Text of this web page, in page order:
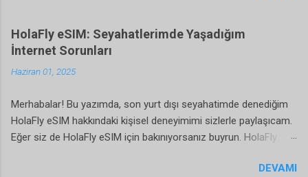
geniş geniş alanları olsun diyorsanız da 1 hafta
için 20 bin tl ye tutabilirsiniz. Villa tarzı yerler,
HolaFly eSIM: Seyahatlerimde Yaşadığım
İnternet Sorunları
Haziran 01, 2025
Merhabalar! Bu yazımda, son yurt dışı seyahatimde denediğim
HolaFly eSIM hakkındaki kişisel deneyimimi sizlerle paylaşıcam.
Eğer siz de HolaFly eSIM için bakınıyorsanız buyrun. HolaFly
olmasını isterim. Internet vazgeçilmezim. HolaFly eSIM'inDEVAMI